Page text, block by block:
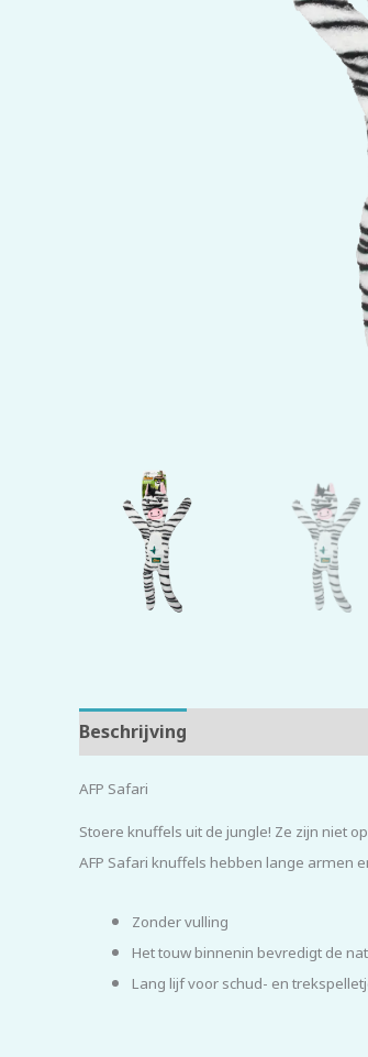
Beschrijving
AFP Safari
Stoere knuffels uit de jungle! Ze zijn niet
AFP Safari knuffels hebben lange armen
Zonder vulling
Het touw binnenin bevredigt de
Lang lijf voor schud- en